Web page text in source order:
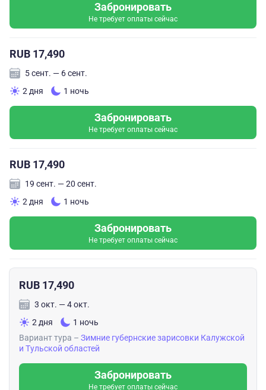
Забронировать
Не требует оплаты сейчас
RUB 17,490
5 сент. — 6 сент.
2 дня
1 ночь
Забронировать
Не требует оплаты сейчас
RUB 17,490
19 сент. — 20 сент.
2 дня
1 ночь
Забронировать
Не требует оплаты сейчас
RUB 17,490
3 окт. — 4 окт.
2 дня
1 ночь
Вариант тура – Зимние губернские зарисовки Калужской
и Тульской областей
Забронировать
Не требует оплаты сейчас